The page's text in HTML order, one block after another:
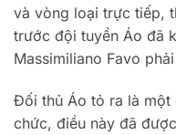
và vòng loại trực tiếp,
trước đội tuyển Áo đã
Massimiliano Favo
Đối thủ Áo tỏ ra là
chức, điều này đã